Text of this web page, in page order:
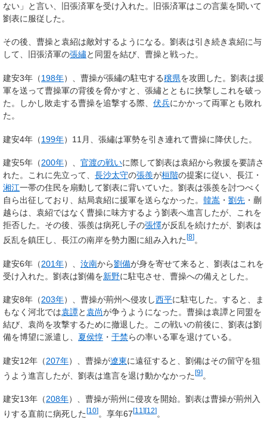
ない」と言い、旧張済軍を受け入れた。旧張済軍はこの言葉を聞いて
劉表に服従した。
その後、曹操と袁紹は敵対するようになる。劉表は引き続き袁紹に与
して、旧張済軍の張繡と同盟を結び、曹操と戦った。
建安3年（198年）、曹操が張繡の駐屯する穣県を攻囲した。劉表は援
軍を送って曹操軍の背後を脅かすと、張繡とともに挟撃しこれを破っ
た。しかし敗走する曹操を追撃する際、 伏兵にかかって両軍とも敗れ
た。
建安4年（199年）11月、張繡は軍勢を引き連れて曹操に降伏した。
建安5年（200年）、 官渡の戦いに際して劉表は袁紹から救援を要請さ
れた。これに先立って、 長沙太守の張羨が桓階の提案に従い、長江・
湘江一帯の住民を扇動して劉表に背いていた。劉表は張羨を討つべく
自ら出征しており、結局袁紹に援軍を送らなかった。 韓嵩 ・ 劉先 ・蒯
越らは、袁紹ではなく曹操に味方するよう劉表へ進言したが、これを
拒否した。その後、張羨は病死し子の張懌が反乱を続けたが、劉表は
反乱を鎮圧し、長江の南岸を勢力圏に組み入れた [8] 。
建安6年（201年）、 汝南から劉備が身を寄せて来ると、劉表はこれを
受け入れた。劉表は劉備を新野に駐屯させ、曹操への備えとした。
建安8年（203年）、曹操が荊州へ侵攻し西平に駐屯した。すると、ま
もなく河北では袁譚と 袁尚が争うようになった。曹操は袁譚と同盟を
結び、袁尚を攻撃するために撤退した。この戦いの前後に、劉表は劉
備を博望に派遣し、 夏侯惇 ・ 于禁らの率いる軍を退けている。
建安12年（207年）、曹操が遼東に遠征すると、劉備はその留守を狙
うよう進言したが、劉表は進言を退け動かなかった[9]。
建安13年（208年）、曹操が荊州に侵攻を開始。劉表は曹操が荊州入
りする直前に病死した[10]。享年67[11 ][12]。